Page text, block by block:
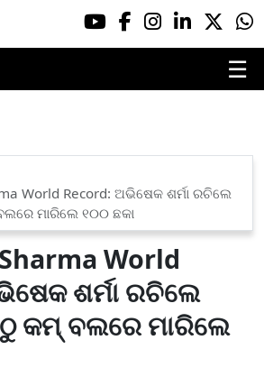
☰
World Record: ଅଭିଷେକ ଶର୍ମା ରଚିଲେ
ମାରିଲେ ୧୦୦ ଛକା
World
ଶର୍ମା ରଚିଲେ
କମ୍ ବଲରେ ମାରିଲେ